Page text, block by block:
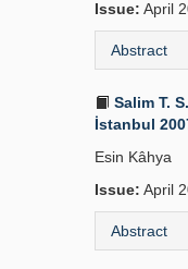
Issue: April
Abstract
Salim T.
İstanbul
Esin Kâhya
Issue: April
Abstract